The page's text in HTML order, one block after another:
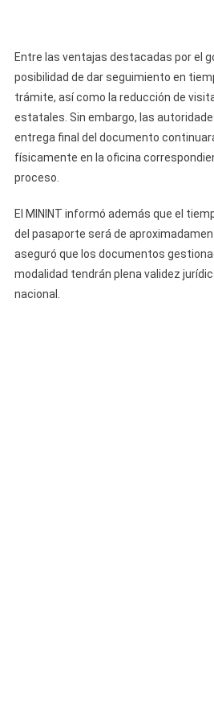
Entre las ventajas destacadas por el
posibilidad de dar seguimiento en
trámite, así como la reducción de
estatales. Sin embargo, las
entrega final del documento
físicamente en la oficina
proceso.
El MININT informó además que el
del pasaporte será de
aseguró que los documentos
modalidad tendrán plena validez
nacional.